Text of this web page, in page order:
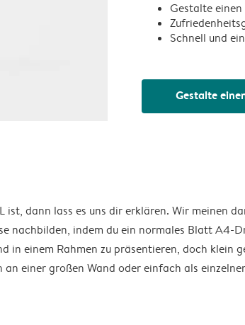
Gestalte einen
Schnell und
Gestalte
dann lass es uns dir erklären. Wir meinen
nachbilden, indem du ein normales Blatt
einem Rahmen zu präsentieren, doch klein
einer großen Wand oder einfach als